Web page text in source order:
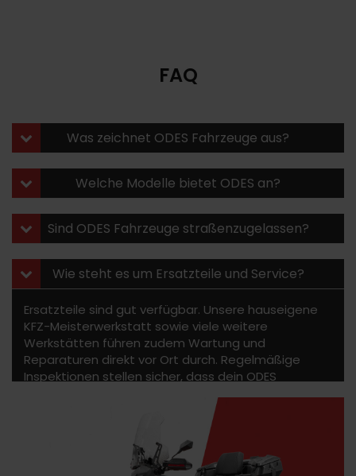
FAQ
Was zeichnet ODES Fahrzeuge aus?
Welche Modelle bietet ODES an?
Das Sortiment umfasst vielseitige ATVs und UTVs –
von kompakten Arbeitsmaschinen bis zu
Varianten sind der ODES Dominator, der Assailant
und der Comrade, die jeweils unterschiedliche
Leistungs- und Ausstattungsstufen abdecken.
Sind ODES Fahrzeuge straßenzugelassen?
Wie steht es um Ersatzteile und Service?
Ersatzteile sind gut verfügbar. Unsere hauseigene
KFZ-Meisterwerkstatt sowie viele weitere
Werkstätten führen zudem Wartung und
Reparaturen direkt vor Ort durch. Regelmäßige
Inspektionen stellen sicher, dass dein ODES
Fahrzeug langfristig zuverlässig bleibt.